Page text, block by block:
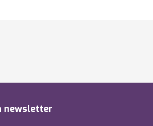
newsletter